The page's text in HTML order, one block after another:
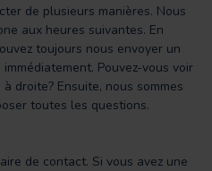
de plusieurs manières. Nous
aux heures suivantes. En
toujours nous envoyer un
Pouvez-vous voir
droite? Ensuite, nous sommes
toutes les questions.
de contact. Si vous avez une